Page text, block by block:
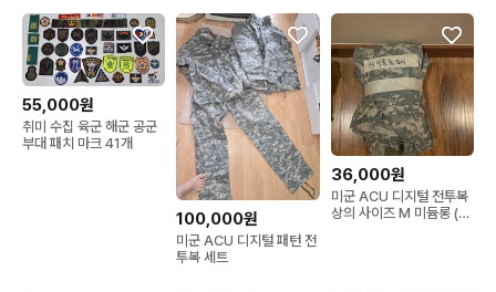
55,000원
취미 수집 육군 해군 공군
부대 패치 마크 41개
100,000원
미군 ACU 디지털 패턴 전
투복 세트
36,000원
미군 ACU 디지털 전투복
상의 사이즈 M 미듐롱 (키